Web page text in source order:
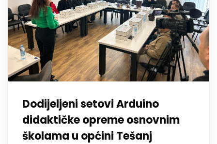
Dodijeljeni setovi Arduino
didaktičke opreme osnovnim
školama u općini Tešanj